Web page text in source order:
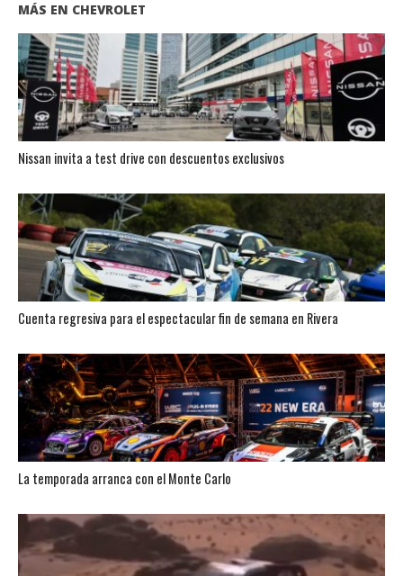
MÁS EN CHEVROLET
Nissan invita a test drive con descuentos exclusivos
Cuenta regresiva para el espectacular fin de semana en Rivera
La temporada arranca con el Monte Carlo